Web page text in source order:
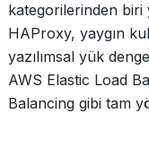
kategorilerinden biri
HAProxy, yaygın
yazılımsal yük
AWS Elastic Load
Balancing gibi tam